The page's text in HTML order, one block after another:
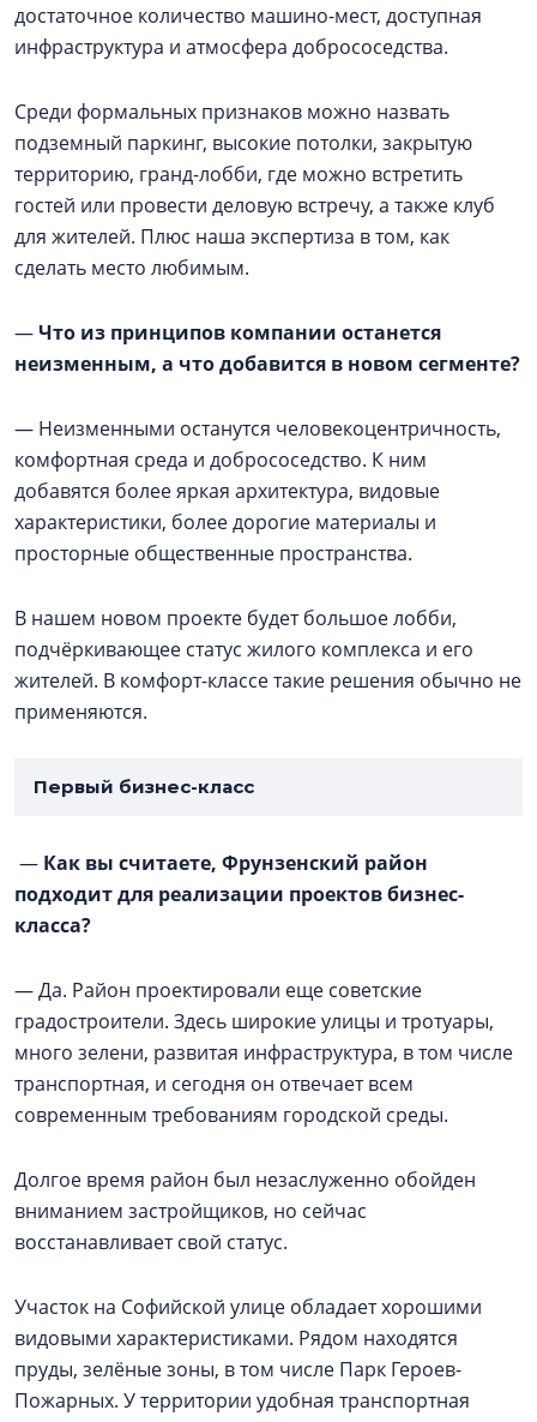
достаточное количество машино-мест, доступная
инфраструктура и атмосфера добрососедства.
Среди формальных признаков можно назвать
подземный паркинг, высокие потолки, закрытую
территорию, гранд-лобби, где можно встретить
гостей или провести деловую встречу, а также клуб
для жителей. Плюс наша экспертиза в том, как
сделать место любимым.
—Что из принципов компании останется
неизменным, а что добавится в новом сегменте?
— Неизменными останутся человекоцентричность,
комфортная среда и добрососедство. К ним
добавятся более яркая архитектура, видовые
характеристики, более дорогие материалы и
просторные общественные пространства.
В нашем новом проекте будет большое лобби,
подчёркивающее статус жилого комплекса и его
жителей. В комфорт-классе такие решения обычно не
применяются.
Первый бизнес-класс
— Как вы считаете, Фрунзенский район
подходит для реализации проектов бизнес-
класса?
— Да. Район проектировали еще советские
градостроители. Здесь широкие улицы и тротуары,
много зелени, развитая инфраструктура, в том числе
транспортная, и сегодня он отвечает всем
современным требованиям городской среды.
Долгое время район был незаслуженно обойден
вниманием застройщиков, но сейчас
восстанавливает свой статус.
Участок на Софийской улице обладает хорошими
видовыми характеристиками. Рядом находятся
пруды, зелёные зоны, в том числе Парк Героев-
Пожарных. У территории удобная транспортная